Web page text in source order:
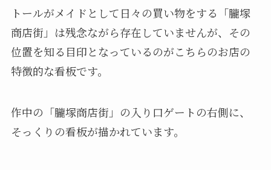
トールがメイドとして日々の買い物をする「朧塚
商店街」は残念ながら存在していませんが、その
位置を知る目印となっているのがこちらのお店の
特徴的な看板です。
作中の「朧塚商店街」の入り口ゲートの右側に、
そっくりの看板が描かれています。